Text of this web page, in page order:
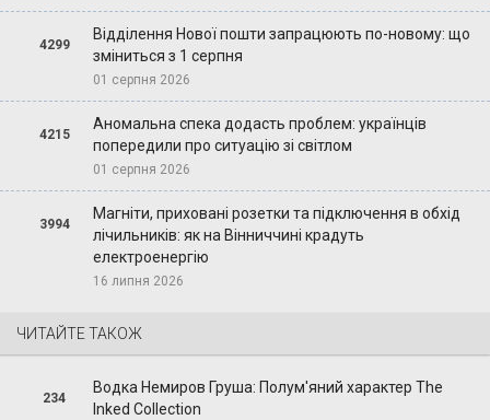
4299
Відділення Нової пошти запрацюють по-новому: що
зміниться з 1 серпня
01 серпня 2026
4215
Аномальна спека додасть проблем: українців
попередили про ситуацію зі світлом
01 серпня 2026
3994
Магніти, приховані розетки та підключення в обхід
лічильників: як на Вінниччині крадуть
електроенергію
16 липня 2026
ЧИТАЙТЕ ТАКОЖ
234
Водка Немиров Груша: Полум'яний характер The
Inked Collection